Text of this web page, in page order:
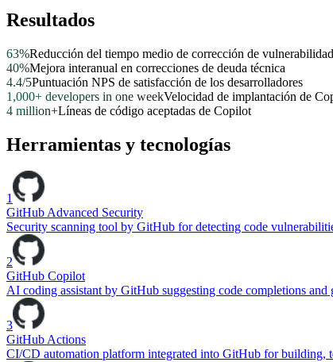
Resultados
63%Reducción del tiempo medio de corrección de
40%Mejora interanual en correcciones de deuda técnica
4.4/5Puntuación NPS de satisfacción de los desarrolladores
1,000+ developers in one weekVelocidad de implantación de
4 million+Líneas de código aceptadas de Copilot
Herramientas y tecnologías
1
GitHub Advanced Security
Security scanning tool by GitHub for detecting code
2
GitHub Copilot
AI coding assistant by GitHub suggesting code completions
3
GitHub Actions
CI/CD automation platform integrated into GitHub for building,